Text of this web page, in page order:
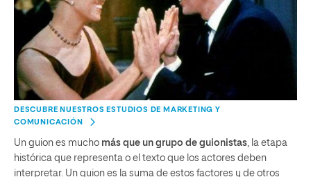
DESCUBRE NUESTROS ESTUDIOS DE MARKETING Y
COMUNICACIÓN
Un guion es mucho más que un grupo de guionistas, la etapa
histórica que representa o el texto que los actores deben
interpretar. Un guion es la suma de estos factores y de otros